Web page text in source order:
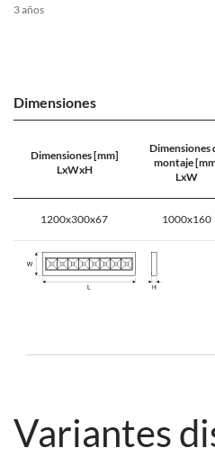
3 años
Dimensiones
Dimensiones [mm]
LxWxH
Dimensiones
montaje
LxW
1200x300x67 1000x160
Variantes